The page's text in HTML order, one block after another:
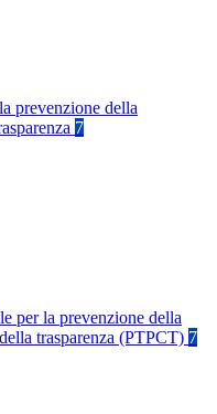
prevenzione della
7
per la prevenzione della
trasparenza (PTPCT) 7